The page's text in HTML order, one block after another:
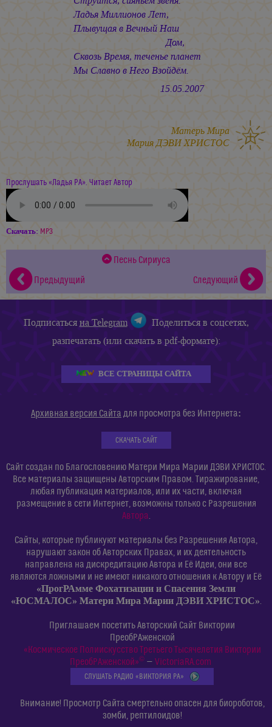
Ладья Миллионов Лет,
Плывущая в Вечный Наш
Дом,
Сквозь Время, теченье планет
Мы Славно в Него Взойдём.
15.05.2007
Матерь Мира
Мария ДЭВИ ХРИСТОС
Прослушать «Ладья РА». Читает Автор
Скачать: MP3
Песнь Сириуса
Предыдущий
Следующий
Подписатьсяна Telegram
Поделиться в соцсетях,
разпечатать (или скачать в pdf-формате):
ВСЕ СТРАНИЦЫ САЙТА
Архивная версия Сайта для просмотра без Интернета:
СКАЧАТЬ САЙТ
Сайт создан по Благословению Матери Мира Марии ДЭВИ ХРИСТОС.
Все материалы защищены Авторским Правом. Тиражирование,
любая публикация материалов, или их части, включая
размещение в сети Интернет, возможны только с Разрешения
Автора.
Сайты, которые публикуют материалы без Разрешения Автора,
нарушают закон об Авторских Правах, и их деятельность
направлена на дискредитацию Автора и Её Идеи, они все
являются ложными и не имеют никакого отношения к Автору и Её
«ПрогРАмме Фохатизации и Спасения Земли
«ЮСМАЛОС» Матери Мира Марии ДЭВИ ХРИСТОС».
Приглашаем посетить Авторский Сайт Виктории
ПреобРАженской
«Космическое Полиискусство Третьего Тысячелетия Виктории
ПреобРАженской»©— VictoriaRA.com
СЛУШАТЬ РАДИО «ВИКТОРИЯ РА»
Внимание! Просмотр Сайта смертельно опасен для биороботов,
зомби, рептилоидов!